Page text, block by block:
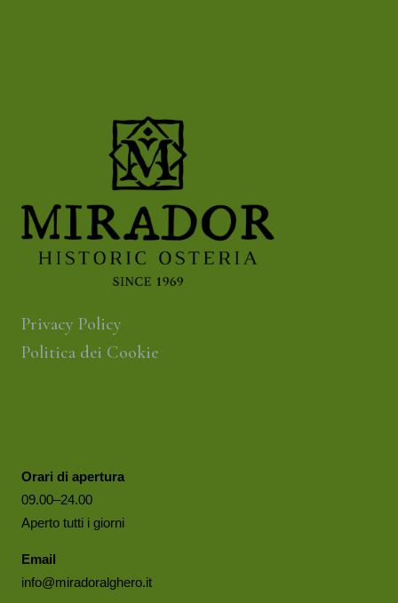
Privacy Policy
Politica dei Cookie
Orari di apertura
09.00–24.00
Aperto tutti i giorni
Email
info@miradoralghero.it